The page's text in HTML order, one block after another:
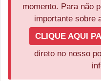
momento. Para não
importante sobre
CLIQUE AQUI
direto no nosso